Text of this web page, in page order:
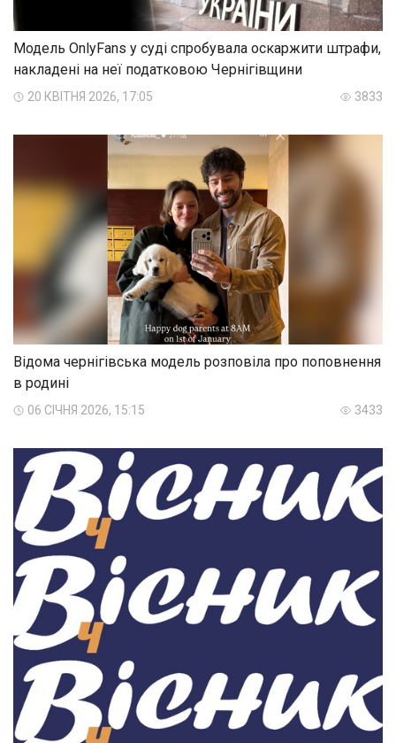
Модель OnlyFans у суді спробувала оскаржити штрафи,
накладені на неї податковою Чернігівщини
20 КВІТНЯ 2026, 17:05 3833
Відома чернігівська модель розповіла про поповнення
в родині
06 СІЧНЯ 2026, 15:15 3433